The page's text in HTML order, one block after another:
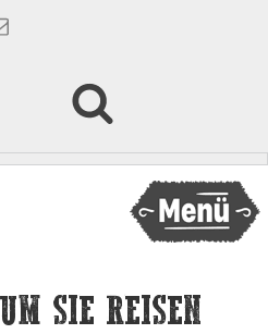
SIE REISEN